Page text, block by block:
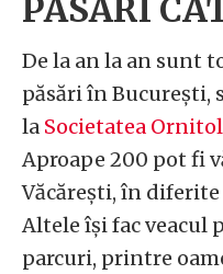
PĂSĂRI
De la an la an sunt
păsări în București,
la Societatea
Aproape 200 pot fi
Văcărești, în
Altele își fac veacul
parcuri, printre